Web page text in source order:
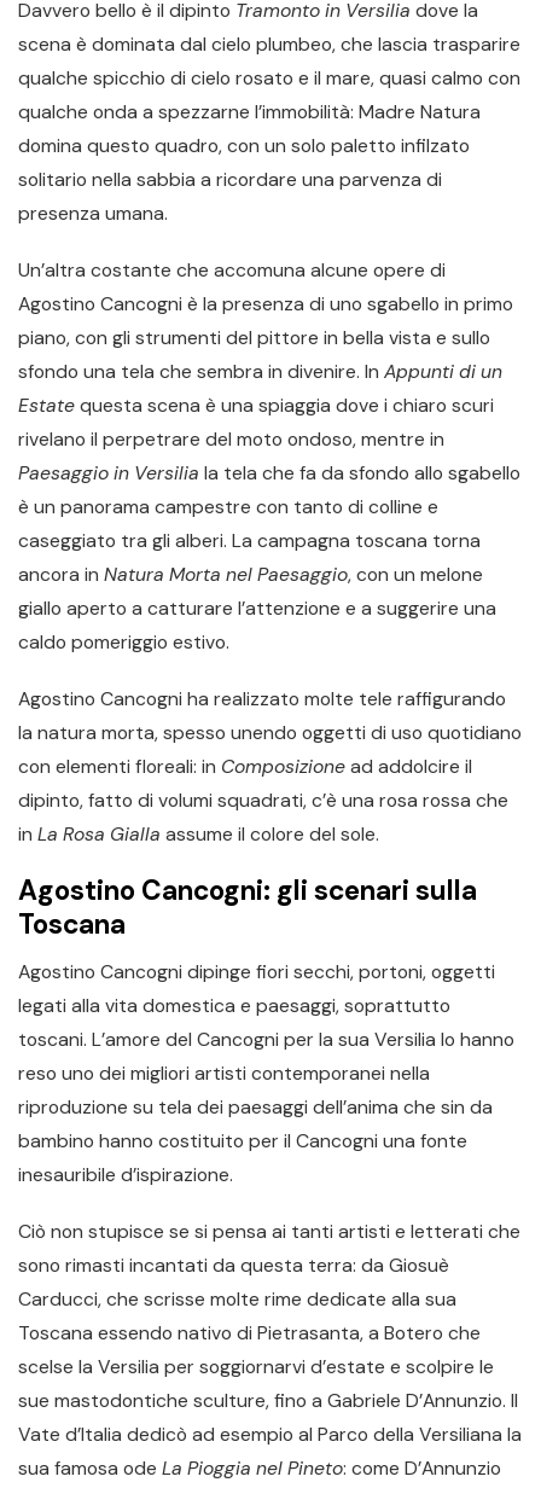
Davvero bello è il dipinto Tramonto in Versilia dove la
scena è dominata dal cielo plumbeo, che lascia trasparire
qualche spicchio di cielo rosato e il mare, quasi calmo con
qualche onda a spezzarne l’immobilità: Madre Natura
domina questo quadro, con un solo paletto infilzato
solitario nella sabbia a ricordare una parvenza di
presenza umana.
Un’altra costante che accomuna alcune opere di
Agostino Cancogni è la presenza di uno sgabello in primo
piano, con gli strumenti del pittore in bella vista e sullo
sfondo una tela che sembra in divenire. In Appunti di un
Estatequesta scena è una spiaggia dove i chiaro scuri
rivelano il perpetrare del moto ondoso, mentre in
Paesaggio in Versilia la tela che fa da sfondo allo sgabello
è un panorama campestre con tanto di colline e
caseggiato tra gli alberi. La campagna toscana torna
ancora in Natura Morta nel Paesaggio, con un melone
giallo aperto a catturare l’attenzione e a suggerire una
caldo pomeriggio estivo.
Agostino Cancogni ha realizzato molte tele raffigurando
la natura morta, spesso unendo oggetti di uso quotidiano
con elementi floreali: in Composizionead addolcire il
dipinto, fatto di volumi squadrati, c’è una rosa rossa che
in La Rosa Gialla assume il colore del sole.
Agostino Cancogni: gli scenari sulla
Toscana
Agostino Cancogni dipinge fiori secchi, portoni, oggetti
legati alla vita domestica e paesaggi, soprattutto
toscani. L’amore del Cancogni per la sua Versilia lo hanno
reso uno dei migliori artisti contemporanei nella
riproduzione su tela dei paesaggi dell’anima che sin da
bambino hanno costituito per il Cancogni una fonte
inesauribile d’ispirazione.
Ciò non stupisce se si pensa ai tanti artisti e letterati che
sono rimasti incantati da questa terra: da Giosuè
Carducci, che scrisse molte rime dedicate alla sua
Toscana essendo nativo di Pietrasanta, a Botero che
scelse la Versilia per soggiornarvi d’estate e scolpire le
sue mastodontiche sculture, fino a Gabriele D’Annunzio. Il
Vate d’Italia dedicò ad esempio al Parco della Versiliana la
sua famosa ode La Pioggia nel Pineto: come D’Annunzio